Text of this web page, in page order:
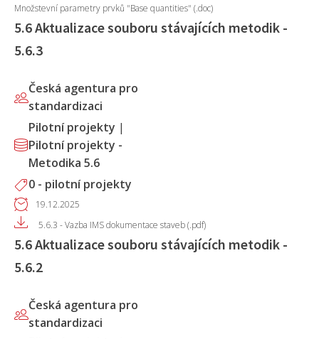
Množstevní parametry prvků "Base quantities" (.doc)
5.6 Aktualizace souboru stávajících metodik -
5.6.3
Česká agentura pro
standardizaci
Pilotní projekty |
Pilotní projekty -
Metodika 5.6
0 - pilotní projekty
19.12.2025
5.6.3 - Vazba IMS dokumentace staveb (.pdf)
5.6 Aktualizace souboru stávajících metodik -
5.6.2
Česká agentura pro
standardizaci